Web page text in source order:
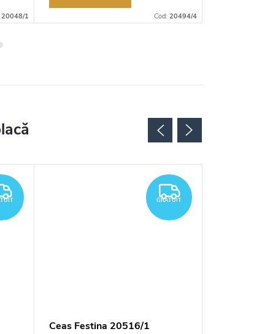
20048/1 Cod: 20494/4
GRATUIT GRATUIT
GRATUIT
Ceas Festina 20516/1